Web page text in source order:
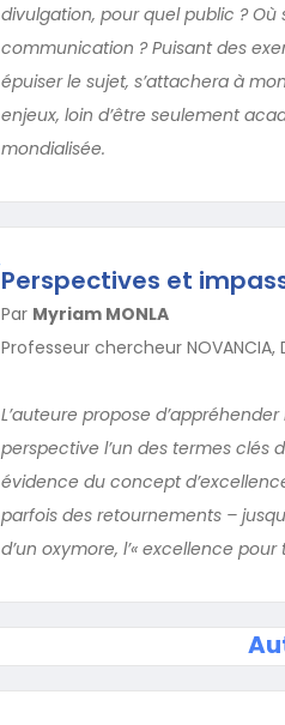
divulgation, pour quel public ?
communication ? Puisant des
épuiser le sujet, s’attachera à
enjeux, loin d’être seulement
mondialisée.
Perspectives et
Par Myriam MONLA
Professeur chercheur
L’auteure propose
perspective l’un des termes clés
évidence du concept
parfois des retournements –
d’un oxymore, l’« excellence pour